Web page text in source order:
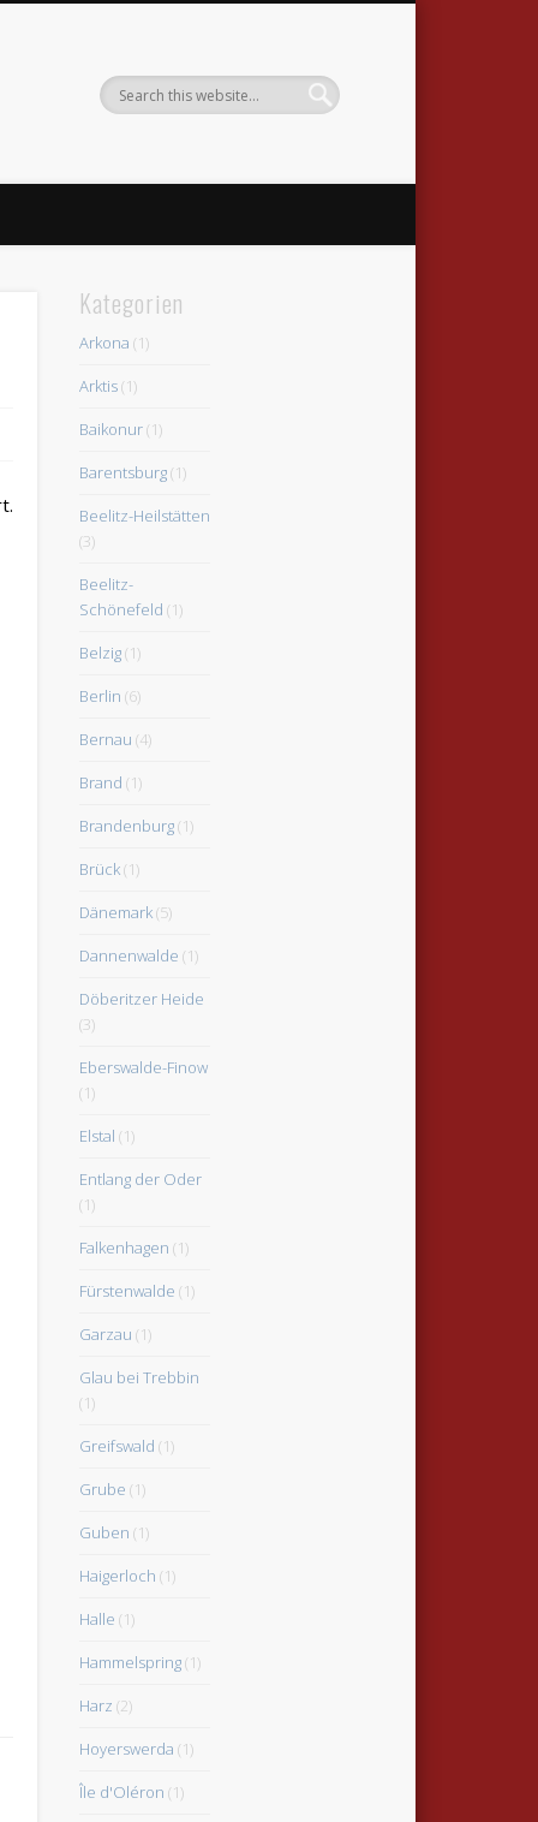
Kategorien
Arkona (1)
Arktis(1)
Baikonur(1)
Barentsburg(1)
Beelitz-Heilstätten
(3)
Beelitz-
Schönefeld (1)
Belzig(1)
Berlin (6)
Bernau (4)
Brand (1)
Brandenburg(1)
Brück(1)
Dänemark(5)
Dannenwalde (1)
Döberitzer Heide
(3)
Eberswalde-Finow
(1)
Elstal (1)
Entlang der Oder
(1)
Falkenhagen (1)
Fürstenwalde (1)
Garzau (1)
Glau bei Trebbin
(1)
Greifswald (1)
Grube (1)
Guben (1)
Haigerloch (1)
Halle (1)
Hammelspring(1)
Harz (2)
Hoyerswerda (1)
Île d'Oléron (1)